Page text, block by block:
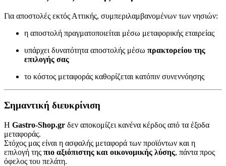
Για αποστολές εκτός Αττικής, συμπεριλαμβανομένων των νησιών:
η αποστολή πραγματοποιείται μέσω μεταφορικής εταιρείας
υπάρχει δυνατότητα αποστολής μέσω πρακτορείου της
επιλογής σας
το κόστος μεταφοράς καθορίζεται κατόπιν συνεννόησης
Σημαντική διευκρίνιση
Η Gastro-Shop.gr δεν αποκομίζει κανένα κέρδος από τα έξοδα
μεταφοράς.
Στόχος μας είναι η ασφαλής μεταφορά των προϊόντων και η
επιλογή της πιο αξιόπιστης και οικονομικής λύσης, πάντα προς
όφελος του πελάτη.